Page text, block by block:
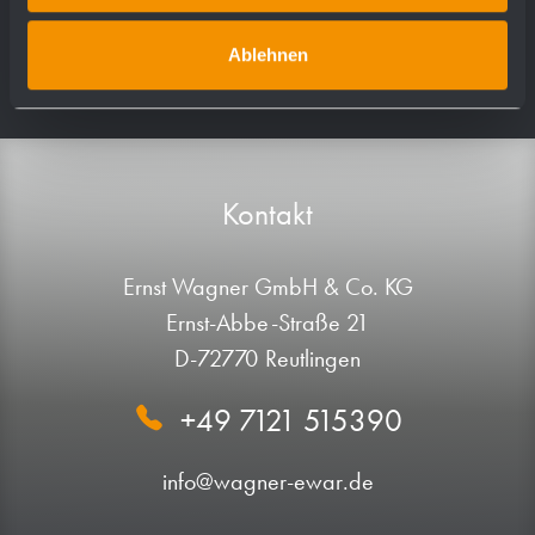
Ablehnen
Kontakt
Ernst Wagner GmbH & Co. KG
Ernst-Abbe-Straße 21
D-72770 Reutlingen
+49 7121 515390
info@wagner-ewar.de